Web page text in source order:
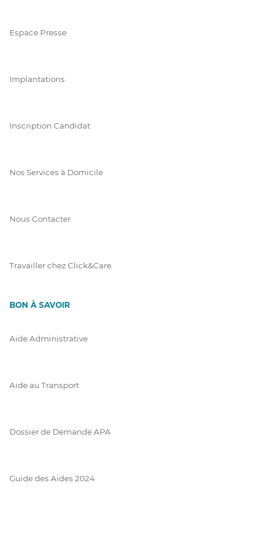
Espace Presse
Implantations
Inscription Candidat
Nos Services à Domicile
Nous Contacter
Travailler chez Click&Care
BON À SAVOIR
Aide Administrative
Aide au Transport
Dossier de Demande APA
Guide des Aides 2024